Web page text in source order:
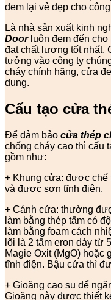
đem lại vẻ đẹp cho
Là nhà sản xuất kinh
Doorluôn đem đến cho
đạt chất lượng tốt nhất.
tưởng vào công ty
cháy chính hãng, cửa
dụng.
Cấu tạo cửa
Để đảm bảo cửa thép
chống cháy cao thì cấu
gồm như:
+ Khung cửa: được chế
và được sơn tĩnh điện.
+ Cánh cửa: thường
làm bằng thép tấm có
làm bằng foam cách
lõi là 2 tấm eron dày từ
Magie Oxit (MgO)
tĩnh điện. Bậu cửa thì
+ Gioăng cao su để
Gioăng này được thiết